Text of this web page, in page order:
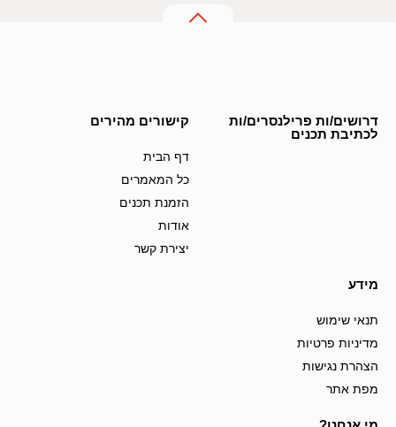
דרושים/ות פרילנסרים/ות
לכתיבת תכנים
קישורים מהירים
דף הבית
כל המאמרים
הזמנת תכנים
אודות
יצירת קשר
מידע
תנאי שימוש
מדיניות פרטיות
הצהרת נגישות
מפת אתר